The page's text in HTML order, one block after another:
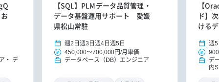
デ
【SQL】PLMデータ品質管理・
データ基盤運用サポート 愛媛
県松山常駐
週2日 週3日 週4日 週5日
450,000～700,000円/月単価
データベース（DB）エンジニア
【
ド】
ける
週5
デ
内